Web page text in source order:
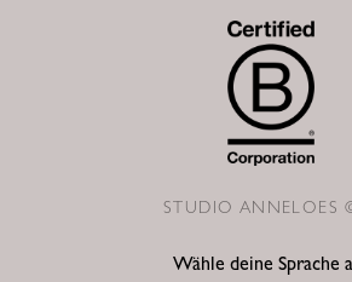
Wähle deine Sprache
STUDIO ANNELOES